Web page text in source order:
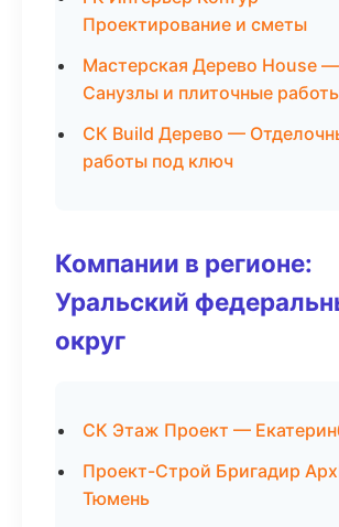
Проектирование и сметы
Мастерская Дерево House —
Санузлы и плиточные
СК Build Дерево —
работы под ключ
Компании в регионе:
Уральский
округ
СК Этаж Проект —
Проект-Строй Бригадир
Тюмень